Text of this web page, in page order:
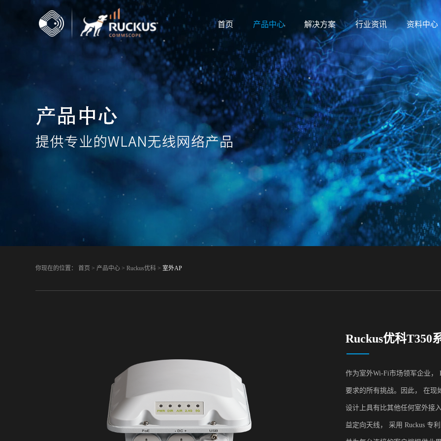
首页 产品中心 解决方案 行业资讯 资料中心
你现在的位置： 首页 > 产品中心 > Ruckus优科 > 室外AP
Ruckus优科T350
作为室外Wi-Fi市场领军企业，
要求的所有挑战。因此， 在现
设计上具有比其他任何室外接
益定向天线， 采用 Ruckus 专